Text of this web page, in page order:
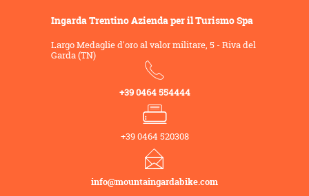
Ingarda Trentino Azienda per il Turismo Spa
Largo Medaglie d'oro al valor militare, 5 - Riva del
Garda (TN)
+39 0464 554444
+39 0464 520308
info@mountaingardabike.com